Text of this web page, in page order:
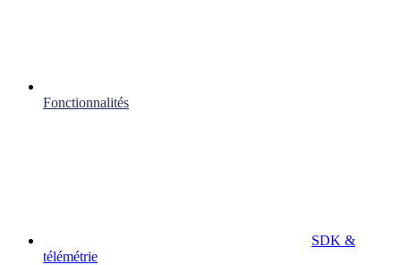
Fonctionnalités
SDK &
télémétrie